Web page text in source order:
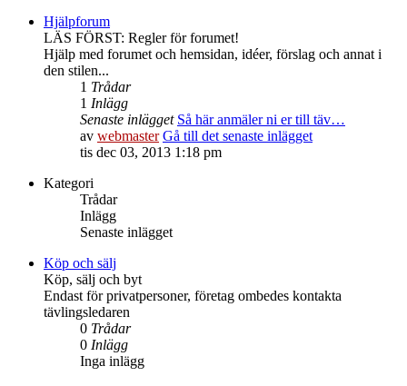
Hjälpforum
LÄS FÖRST: Regler för forumet!
Hjälp med forumet och hemsidan, idéer, förslag och annat i
den stilen...
1 Trådar
1 Inlägg
Senaste inlägget Så här anmäler ni er till täv…
av webmaster Gå till det senaste inlägget
tis dec 03, 2013 1:18 pm
Kategori
Trådar
Inlägg
Senaste inlägget
Köp och sälj
Köp, sälj och byt
Endast för privatpersoner, företag ombedes kontakta
tävlingsledaren
0 Trådar
0 Inlägg
Inga inlägg